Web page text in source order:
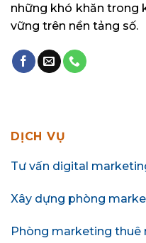
những khó khăn trong
vững trên nền tảng số.
DỊCH VỤ
Tư vấn digital
Xây dựng phòng
Phòng marketing thuê